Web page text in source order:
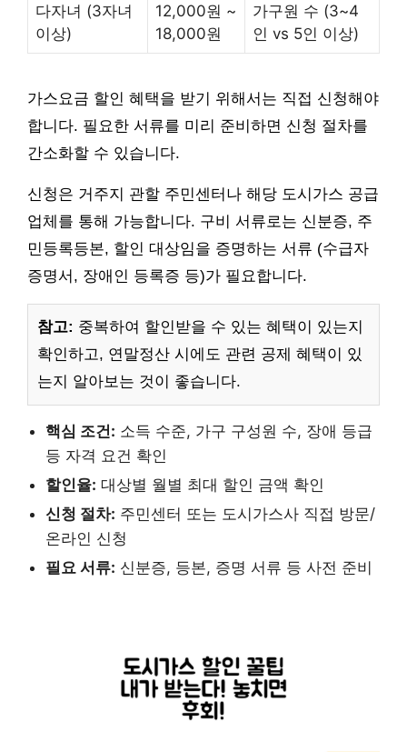
다자녀 (3자녀
이상)
12,000원 ~
18,000원
가구원 수 (3~4
인 vs 5인 이상)
가스요금 할인 혜택을 받기 위해서는 직접 신청해야
합니다. 필요한 서류를 미리 준비하면 신청 절차를
간소화할 수 있습니다.
신청은 거주지 관할 주민센터나 해당 도시가스 공급
업체를 통해 가능합니다. 구비 서류로는 신분증, 주
민등록등본, 할인 대상임을 증명하는 서류 (수급자
증명서, 장애인 등록증 등)가 필요합니다.
참고: 중복하여 할인받을 수 있는 혜택이 있는지
확인하고, 연말정산 시에도 관련 공제 혜택이 있
는지 알아보는 것이 좋습니다.
핵심 조건: 소득 수준, 가구 구성원 수, 장애 등급
등 자격 요건 확인
할인율: 대상별 월별 최대 할인 금액 확인
신청 절차: 주민센터 또는 도시가스사 직접 방문/
온라인 신청
필요 서류: 신분증, 등본, 증명 서류 등 사전 준비